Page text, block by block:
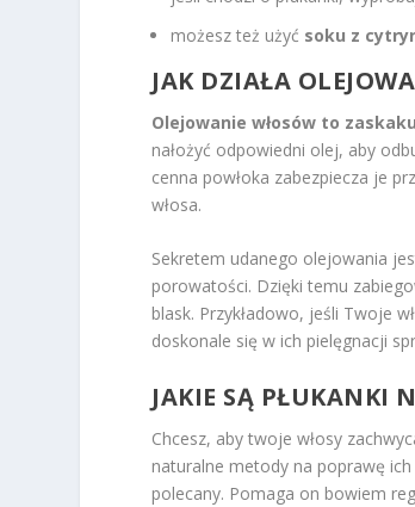
możesz też użyć soku z
JAK DZIAŁA
Olejowanie włosów to
nałożyć odpowiedni olej, aby
cenna powłoka zabezpiecza je
włosa.
Sekretem udanego olejowania
porowatości. Dzięki temu
blask. Przykładowo, jeśli Twoje
doskonale się w ich pielęgnacji
JAKIE SĄ PŁUKANKI
Chcesz, aby twoje włosy
naturalne metody na poprawę ich
polecany. Pomaga on bowiem